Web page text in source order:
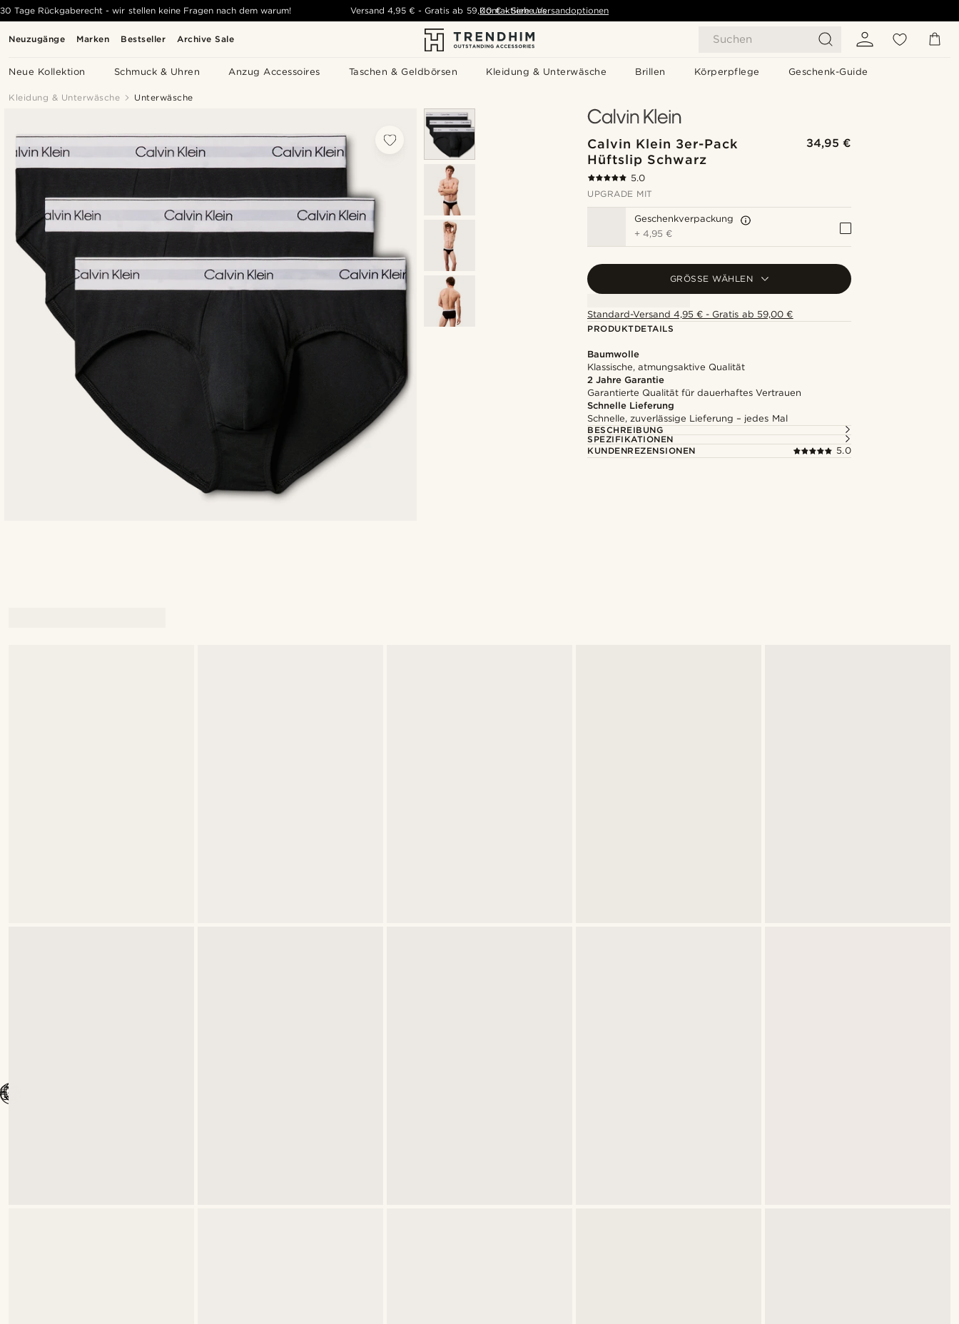
Neuzugänge Marken Bestseller Archive Sale Suchen
Neue Kollektion Schmuck & Uhren Anzug Accessoires Taschen & Geldbörsen Kleidung & Unterwäsche Brillen Körperpflege Geschenk-Guide
30 Tage Rückgaberecht - wir stellen keine Fragen nach dem warum! Versand 4,95 € -Gratis ab 59,00 € - Siehe Versandoptionen
Kontaktiere uns
Kleidung & Unterwäsche Unterwäsche
Calvin Klein 3er-Pack
Hüftslip Schwarz
34,95 €
5.0
UPGRADE MIT
Geschenkverpackung
+4,95 €
GRÖSSE WÄHLEN
Standard-Versand 4,95 € - Gratis ab 59,00 €
PRODUKTDETAILS
Baumwolle
Klassische, atmungsaktive Qualität
2 Jahre Garantie
Garantierte Qualität für dauerhaftes Vertrauen
Schnelle Lieferung
Schnelle, zuverlässige Lieferung – jedes Mal
BESCHREIBUNG
SPEZIFIKATIONEN
KUNDENREZENSIONEN
5.0